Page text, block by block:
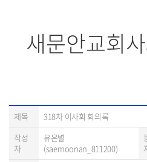
새문안교회
제목
318차 이사회 회의록
작성
자
유은별
(saemoonan_811200)